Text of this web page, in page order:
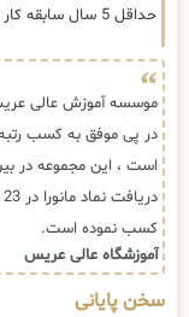
حداقل 5 سال سابقه کار در این حوزه دارند پیشنهاد میشود.
کسب نموده است.
آموزشگاه عالی عریس
سخن پایانی